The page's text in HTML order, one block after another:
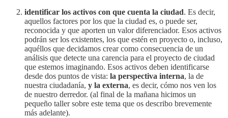
identificar los activos con que cuenta la ciudad. Es decir,
aquellos factores por los que la ciudad es, o puede ser,
reconocida y que aporten un valor diferenciador. Esos activos
podrán ser los existentes, los que estén en proyecto o, incluso,
aquéllos que decidamos crear como consecuencia de un
análisis que detecte una carencia para el proyecto de ciudad
que estemos imaginando. Esos activos deben identificarse
desde dos puntos de vista: la perspectiva interna, la de
nuestra ciudadanía, y la externa, es decir, cómo nos ven los
de nuestro derredor. (al final de la mañana hicimos un
pequeño taller sobre este tema que os describo brevemente
más adelante).